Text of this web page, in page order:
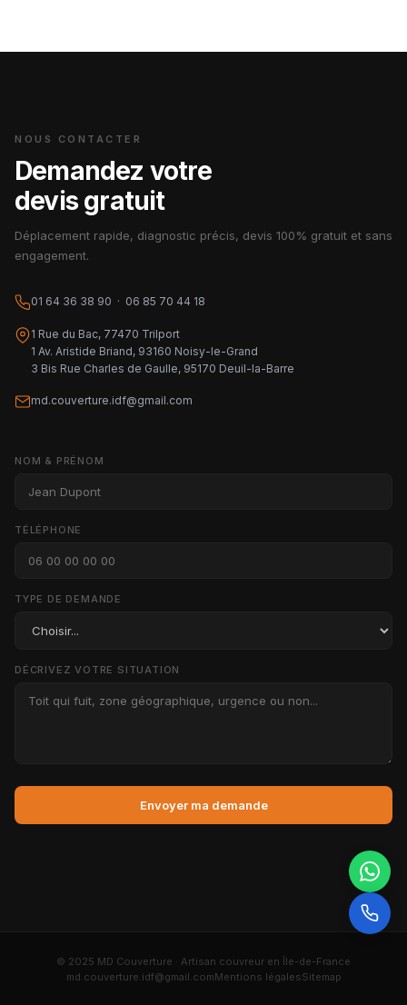
NOUS CONTACTER
Demandez votre
devis gratuit
Déplacement rapide, diagnostic précis, devis 100% gratuit et sans
engagement.
01 64 36 38 90 · 06 85 70 44 18
1 Rue du Bac, 77470 Trilport
1 Av. Aristide Briand, 93160 Noisy-le-Grand
3 Bis Rue Charles de Gaulle, 95170 Deuil-la-Barre
md.couverture.idf@gmail.com
NOM & PRÉNOM
TÉLÉPHONE
TYPE DE DEMANDE
DÉCRIVEZ VOTRE SITUATION
Envoyer ma demande
© 2025 MD Couverture · Artisan couvreur en Île-de-France
md.couverture.idf@gmail.comMentions légalesSitemap